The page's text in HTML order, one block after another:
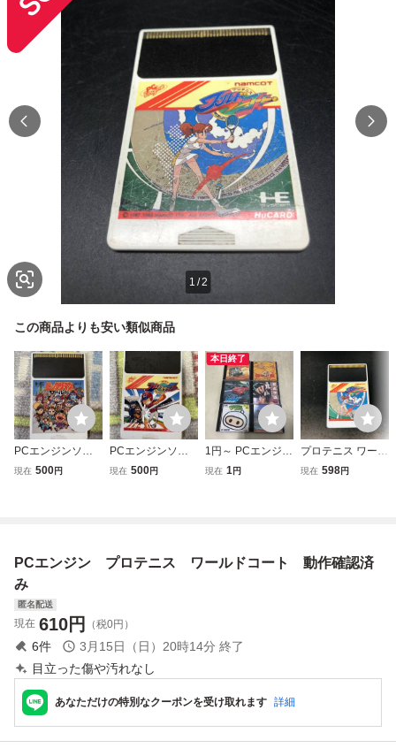
1 /2
この商品よりも安い類似商品
PCエンジンソフ
ト ビックリマンワ
現在 500円
PCエンジンソフ
ト プロ野球ワール
現在 500円
本日終了
1円～ PCエンジン
HuCARD ゼロヨ
現在 1円
プロテニス ワール
ドコート 商品説明
現在 598円
PCエンジン プロテニス ワールドコート 動作確認済
み
匿名配送
現在 610円 （税0円）
6件 3月15日（日）20時14分 終了
目立った傷や汚れなし
あなただけの特別なクーポンを受け取れます 詳細